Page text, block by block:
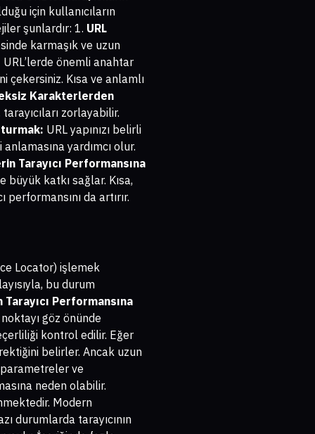
için kullanıcıların
şunlardır: 1. URL
karmaşık ve uzun
URL’lerde önemli anahtar
çekersiniz. Kısa ve anlamlı
Karakterlerden
zorlayabilir.
URL yapınızı belirli
yardımcı olur.
Tarayıcı Performansına
katkı sağlar. Kısa,
da artırır.
Locator) işlemek
bu durum
Tarayıcı Performansına
göz önünde
kontrol edilir. Eğer
belirler. Ancak uzun
parametreler ve
neden olabilir.
Modern
durumlarda tarayıcının